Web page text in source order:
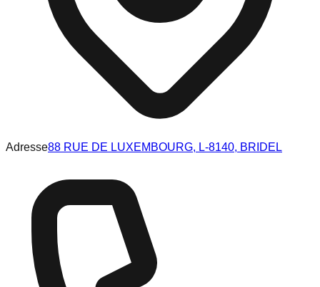
Adresse88 RUE DE LUXEMBOURG, L-8140, BRIDEL